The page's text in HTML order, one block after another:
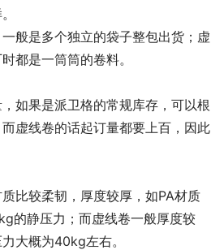
般是多个独立的袋子整包出货；虚
都是一筒筒的卷料。
如果是派卫格的常规库存，可以根
虚线卷的话起订量都要上百，因此
比较柔韧，厚度较厚，如PA材质
的静压力；而虚线卷一般厚度较
大概为40kg左右。